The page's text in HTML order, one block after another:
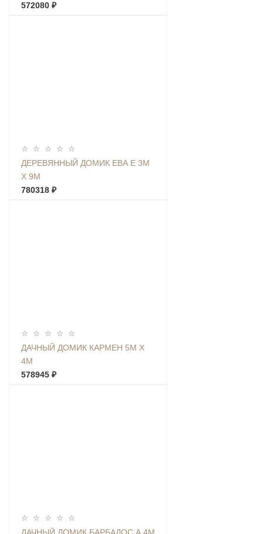
572080 ₽
ДЕРЕВЯННЫЙ ДОМИК ЕВА Е 3М
Х 9М
780318 ₽
ДАЧНЫЙ ДОМИК КАРМЕН 5М Х
4М
578945 ₽